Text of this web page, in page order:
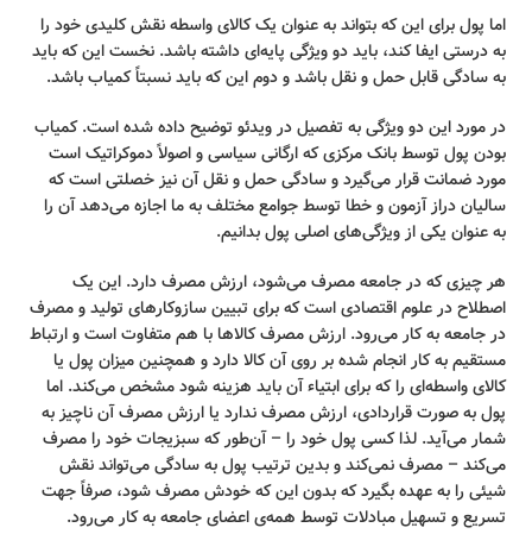
اما پول برای این که بتواند به عنوان یک کالای واسطه نقش کلیدی خود را
به درستی ایفا کند، باید دو ویژگی پایه‌ای داشته باشد. نخست این که باید
به سادگی قابل حمل و نقل باشد و دوم این که باید نسبتاً کمیاب باشد.
در مورد این دو ویژگی به تفصیل در ویدئو توضیح داده شده است. کمیاب
بودن پول توسط بانک مرکزی که ارگانی سیاسی و اصولاً دموکراتیک است
مورد ضمانت قرار می‌گیرد و سادگی حمل و نقل آن نیز خصلتی است که
سالیان دراز آزمون و خطا توسط جوامع مختلف به ما اجازه می‌دهد آن را
به عنوان یکی از ویژگی‌های اصلی پول بدانیم.
هر چیزی که در جامعه مصرف می‌شود، ارزش مصرف دارد. این یک
اصطلاح در علوم اقتصادی است که برای تبیین سازوکارهای تولید و مصرف
در جامعه به کار می‌رود. ارزش مصرف کالاها با هم متفاوت است و ارتباط
مستقیم به کار انجام شده بر روی آن کالا دارد و همچنین میزان پول یا
کالای واسطه‌ای را که برای ابتیاء آن باید هزینه شود مشخص می‌کند. اما
پول به صورت قراردادی، ارزش مصرف ندارد یا ارزش مصرف آن ناچیز به
شمار می‌آید. لذا کسی پول خود را – آن‌طور که سبزیجات خود را مصرف
می‌کند – مصرف نمی‌کند و بدین ترتیب پول به سادگی می‌تواند نقش
شیئی را به عهده بگیرد که بدون این که خودش مصرف شود، صرفاً جهت
تسریع و تسهیل مبادلات توسط همه‌ی اعضای جامعه به کار می‌رود.